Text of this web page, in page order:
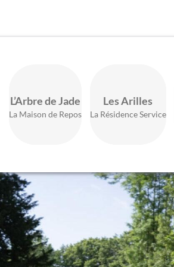
L’Arbre de Jade
La Maison de Repos
Les Arilles
La Résidence Service